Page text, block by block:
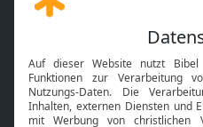
Gott und Bibel erklärt
Neuigkeiten